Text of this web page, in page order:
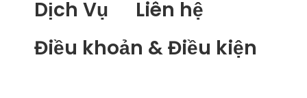
Dịch Vụ
Liên hệ
Điều khoản & Điều kiện